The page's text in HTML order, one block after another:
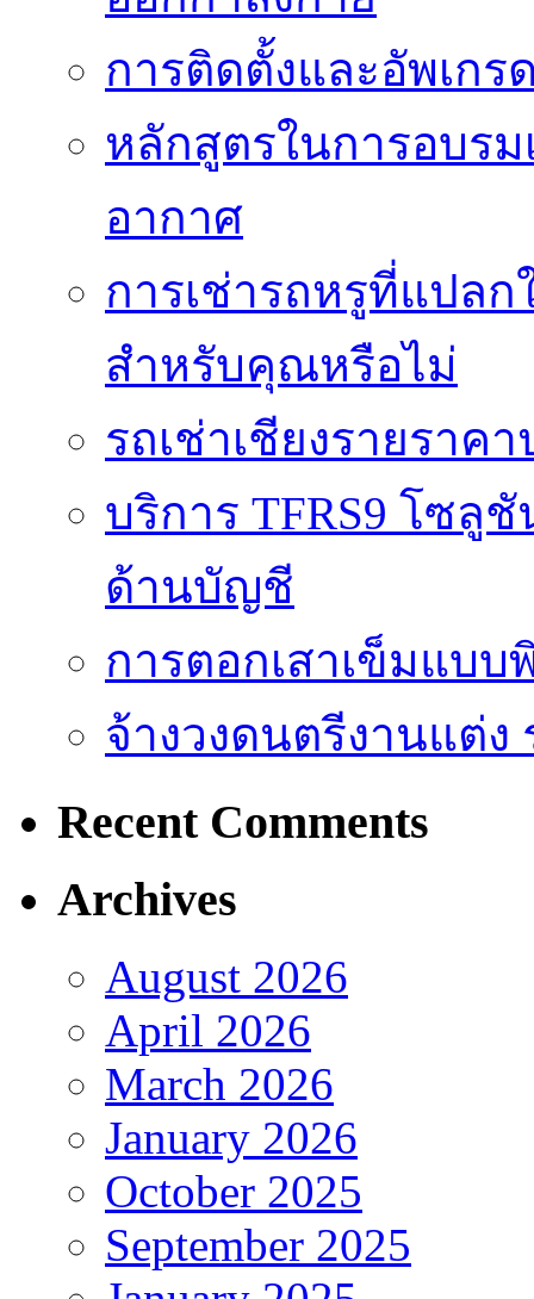
การติดตั้งและอัพเกรด
หลักสูตรในการอบร
อากาศ
การเช่ารถหรูที่แปลก
สำหรับคุณหรือไม่
รถเช่าเชียงรายราค
บริการ TFRS9 โซลู
ด้านบัญชี
การตอกเสาเข็มแบบ
จ้างวงดนตรีงานแต่ง
Recent Comments
Archives
August 2026
April 2026
March 2026
January 2026
October 2025
September 2025